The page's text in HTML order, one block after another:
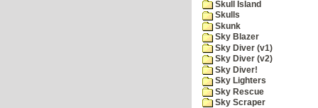
Skull Island
Skulls
Skunk
Sky Blazer
Sky Diver (v1)
Sky Diver (v2)
Sky Diver!
Sky Lighters
Sky Rescue
Sky Scraper